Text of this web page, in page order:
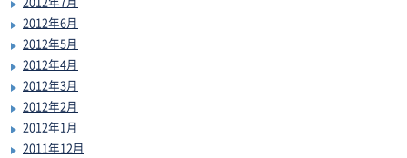
2012年6月
2012年5月
2012年4月
2012年3月
2012年2月
2012年1月
2011年12月